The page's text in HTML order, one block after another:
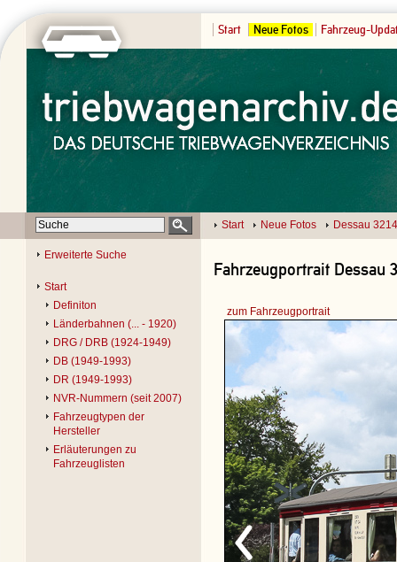
Start Neue Fotos Fahrzeug-
Start Neue Fotos Dessau 3214
Erweiterte Suche
Start
Definiton
Länderbahnen (... - 1920)
DRG / DRB (1924-1949)
DB (1949-1993)
DR (1949-1993)
NVR-Nummern (seit 2007)
Fahrzeugtypen der
Hersteller
Erläuterungen zu
Fahrzeuglisten
Fahrzeugportrait Dessau
zum Fahrzeugportrait